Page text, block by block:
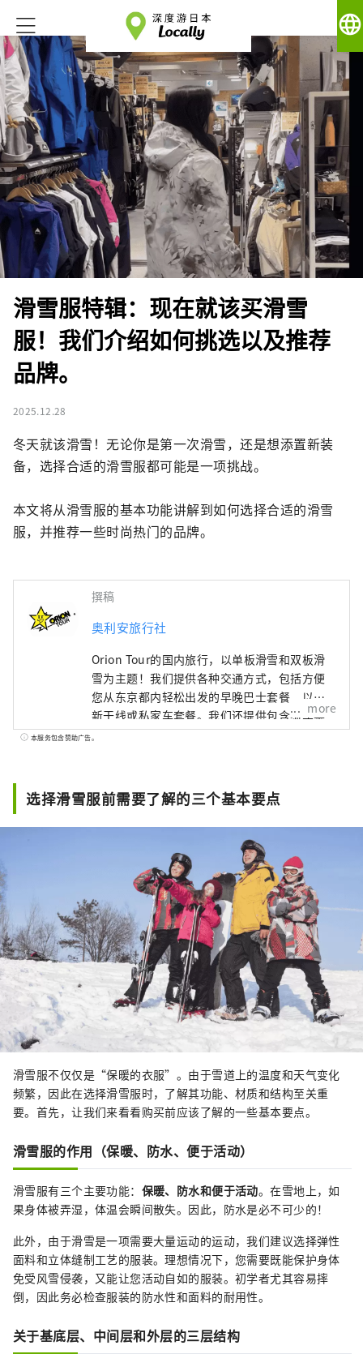
language
滑雪服特辑：现在就该买滑雪
服！我们介绍如何挑选以及推荐
品牌。
2025.12.28
冬天就该滑雪！无论你是第一次滑雪，还是想添置新装
备，选择合适的滑雪服都可能是一项挑战。
本文将从滑雪服的基本功能讲解到如何选择合适的滑雪
服，并推荐一些时尚热门的品牌。
撰稿
奥利安旅行社
Orion Tour的国内旅行，以单板滑雪和双板滑
雪为主题！我们提供各种交通方式，包括方便
您从东京都内轻松出发的早晚巴士套餐，以及
新干线或私家车套餐。我们还提供包含缆车票
和便捷一日游的超值住宿套餐，让您从初学者
more
本服务包含赞助广告。
选择滑雪服前需要了解的三个基本要点
滑雪服不仅仅是“保暖的衣服”。由于雪道上的温度和天气变化
频繁，因此在选择滑雪服时，了解其功能、材质和结构至关重
要。首先，让我们来看看购买前应该了解的一些基本要点。
滑雪服的作用（保暖、防水、便于活动）
滑雪服有三个主要功能： 保暖、防水和便于活动。在雪地上，如
果身体被弄湿，体温会瞬间散失。因此，防水是必不可少的！
此外，由于滑雪是一项需要大量运动的运动，我们建议选择弹性
面料和立体缝制工艺的服装。理想情况下，您需要既能保护身体
免受风雪侵袭，又能让您活动自如的服装。初学者尤其容易摔
倒，因此务必检查服装的防水性和面料的耐用性。
关于基底层、中间层和外层的三层结构